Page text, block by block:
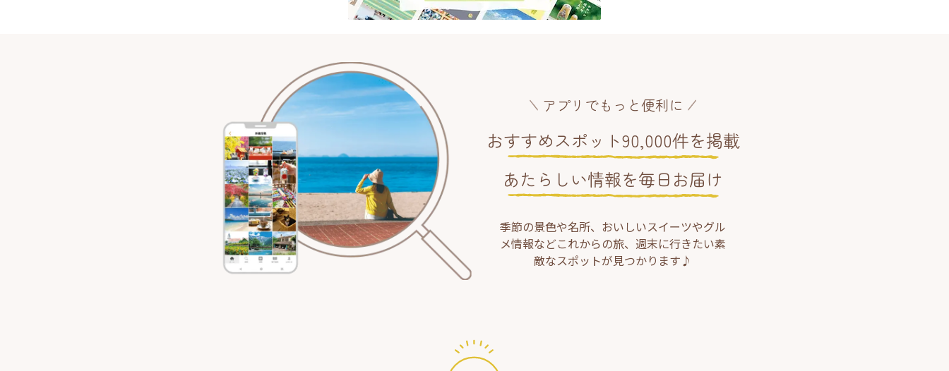
アプリでもっと便利に
おすすめスポット90,000件を掲載
あたらしい情報を毎日お届け
季節の景色や名所、おいしいスイーツやグル
メ情報などこれからの旅、週末に行きたい素
敵なスポットが見つかります♪